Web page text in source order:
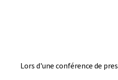
Lors d'une conférence de